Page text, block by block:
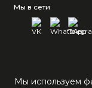
Мы в сети
Мы используем